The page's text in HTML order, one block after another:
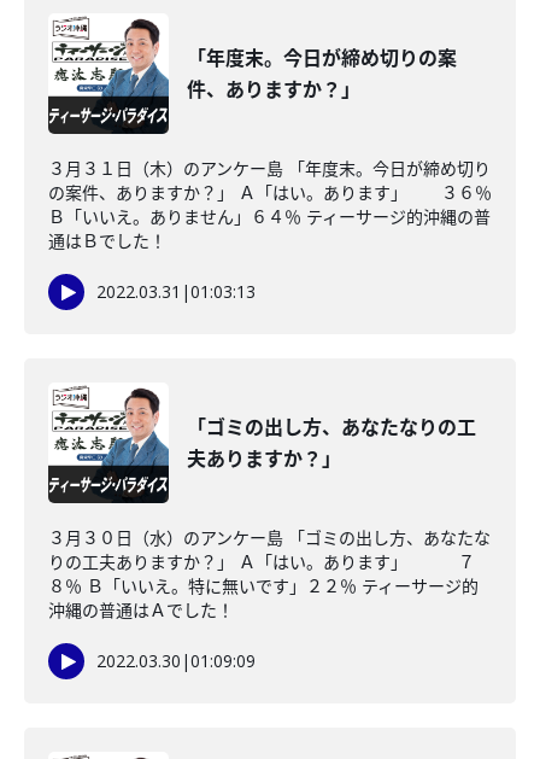
「年度末。今日が締め切りの案
件、ありますか？」
３月３１日（木）のアンケー島 「年度末。今日が締め切り
の案件、ありますか？」 Ａ「はい。あります」 ３６％
Ｂ「いいえ。ありません」６４％ ティーサージ的沖縄の普
通はＢでした！
2022.03.31 |01:03:13
「ゴミの出し方、あなたなりの工
夫ありますか？」
３月３０日（水）のアンケー島 「ゴミの出し方、あなたな
りの工夫ありますか？」 Ａ「はい。あります」 ７
８％ Ｂ「いいえ。特に無いです」２２％ ティーサージ的
沖縄の普通はＡでした！
2022.03.30 |01:09:09